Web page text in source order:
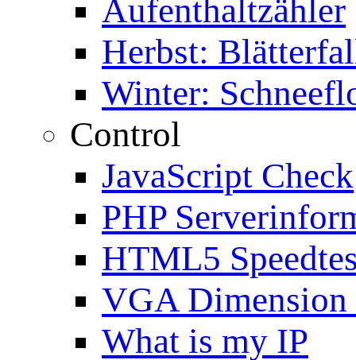
Aufenthaltzähler
Herbst:
Winter:
Control
JavaScript Check
PHP
HTML5
VGA Dimension
What is my IP